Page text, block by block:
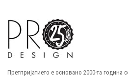
Претпријатието е основано 2000-та година